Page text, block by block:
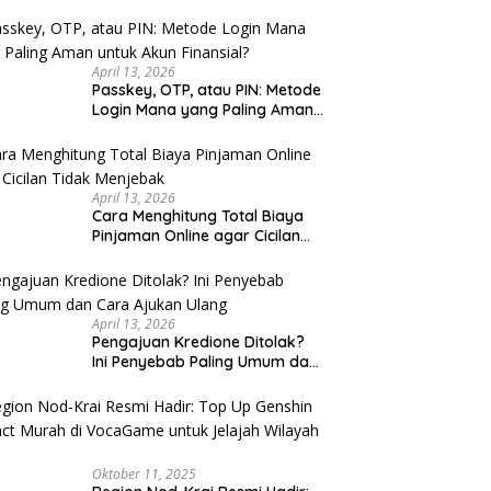
April 13, 2026
Passkey, OTP, atau PIN: Metode
Login Mana yang Paling Aman
April 13, 2026
Cara Menghitung Total Biaya
Pinjaman Online agar Cicilan
April 13, 2026
Pengajuan Kredione Ditolak?
Ini Penyebab Paling Umum dan
Oktober 11, 2025